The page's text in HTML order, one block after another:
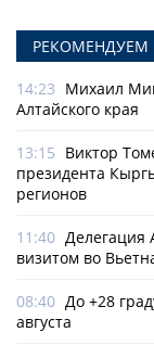
РЕКОМЕНДУЕМ
14:23 Михаил
Алтайского края
13:15 Виктор
президента
регионов
11:40 Делегация
визитом во
08:40 До +28
августа